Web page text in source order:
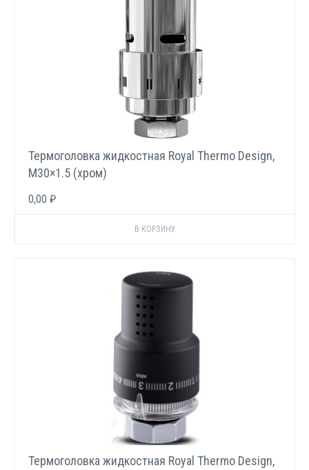
Термоголовка жидкостная Royal Thermo Design,
М30×1.5 (хром)
0,00 ₽
Термоголовка жидкостная Royal Thermo Design,